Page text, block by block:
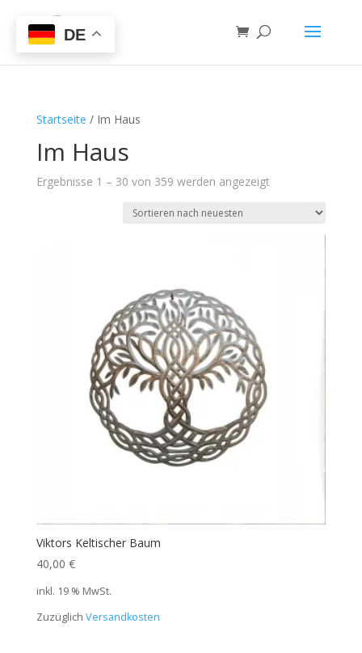
Startseite / Im Haus
Im Haus
Ergebnisse 1 – 30 von 359 werden angezeigt
Viktors Keltischer Baum
40,00 €
inkl. 19 % MwSt.
Zuzüglich Versandkosten
DE